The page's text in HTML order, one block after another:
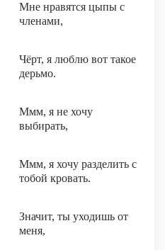
Мне нравятся цыпы с
членами,
Чёрт, я люблю вот такое
дерьмо.
Ммм, я не хочу
выбирать,
Ммм, я хочу разделить с
тобой кровать.
Значит, ты уходишь от
меня,